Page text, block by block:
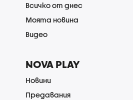
Всичко от днес
Моята новина
Видео
NOVA PLAY
Новини
Предавания